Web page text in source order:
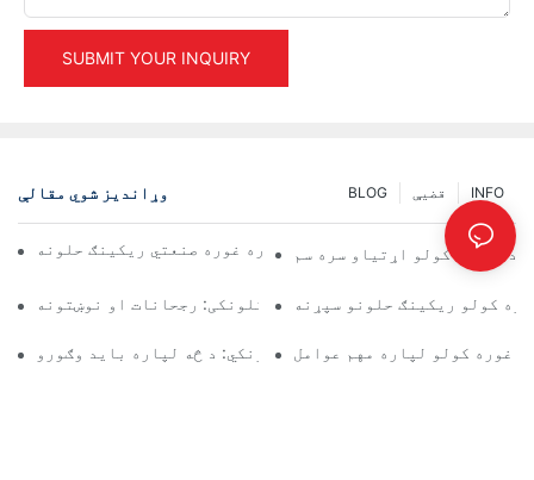
SUBMIT YOUR INQUIRY
وړاندیز شوي مقالې INFO قضیې BLOG
د ګودامونو د موثر مدیریت لپاره غوره صنعتي ریکینګ حلونه
د ذخیره کولو اړتیاو سره سم
د پالټ ریک حلونو راتلونکی: رجحانات او نوښتونه
کولو ریکینګ حلونو سپړنه
د ګودامونو د ریک کولو عرضه کوونکي: د څه لپاره باید وګورو
غوره کولو لپاره مهم عوامل